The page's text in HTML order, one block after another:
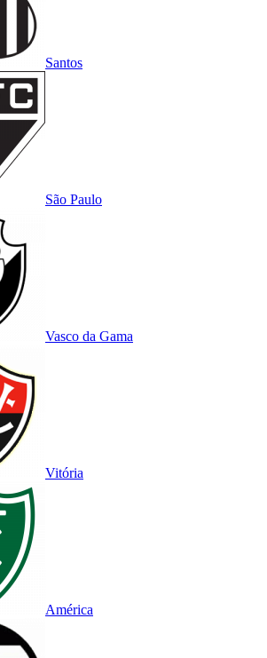
Santos
São Paulo
Vasco da Gama
Vitória
América